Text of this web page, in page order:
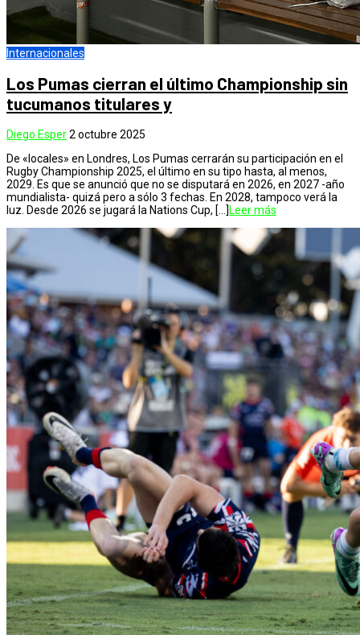
Internacionales
Los Pumas cierran el último Championship sin
tucumanos titulares y
Diego Esper2 octubre 2025
De «locales» en Londres, Los Pumas cerrarán su participación en el
Rugby Championship 2025, el último en su tipo hasta, al menos,
2029. Es que se anunció que no se disputará en 2026, en 2027 -año
mundialista- quizá pero a sólo 3 fechas. En 2028, tampoco verá la
luz. Desde 2026 se jugará la Nations Cup, […]Leer más